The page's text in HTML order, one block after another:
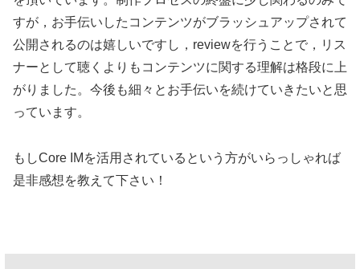
すが，お手伝いしたコンテンツがブラッシュアップされて
公開されるのは嬉しいですし，reviewを行うことで，リス
ナーとして聴くよりもコンテンツに関する理解は格段に上
がりました。今後も細々とお手伝いを続けていきたいと思
っています。
もしCore IMを活用されているという方がいらっしゃれば
是非感想を教えて下さい！